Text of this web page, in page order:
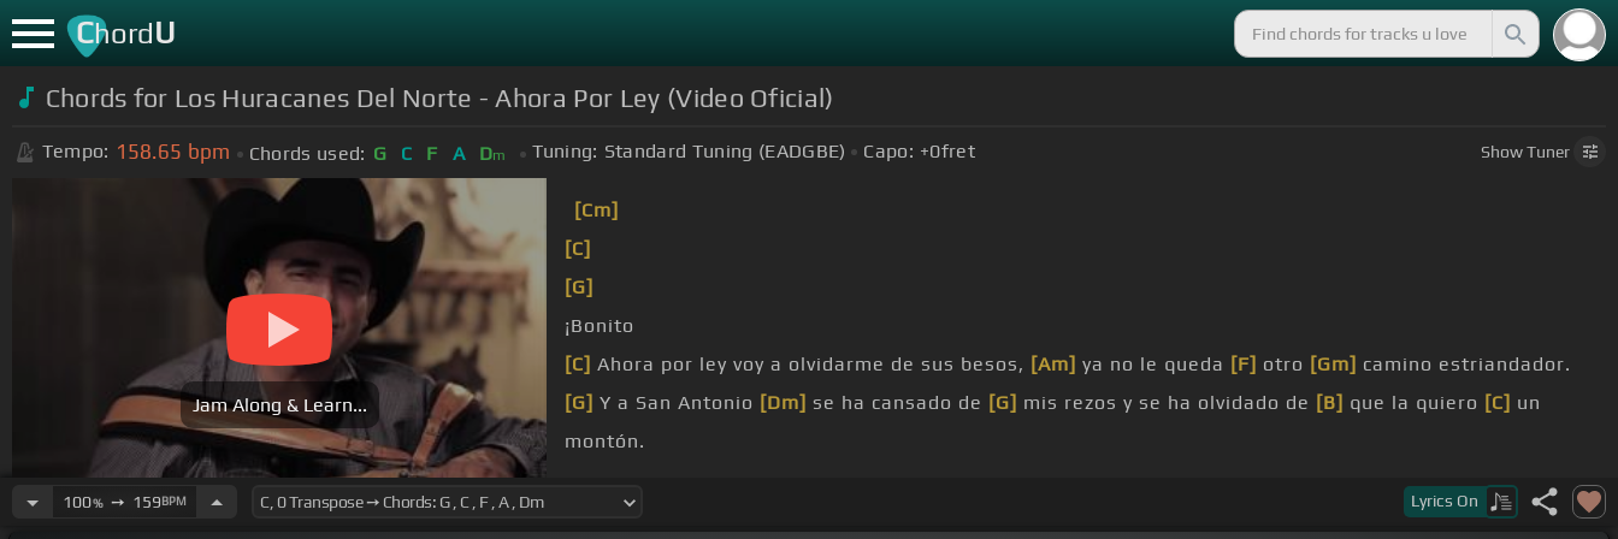
ChordU
Chords for Los Huracanes Del Norte - Ahora Por Ley (Video Oficial)
Tempo: 158.65 bpm Chords used: G C F A Dm Tuning: Standard Tuning (EADGBE) Capo: +0fret ShowTuner
Jam Along & Learn...
[Cm]
[C]
[G]
¡Bonito
[C] Ahora por ley voy a olvidarme de sus besos, [Am] ya no le queda [F] otro [Gm] camino estriandador.
[G] Y a San Antonio [Dm] se ha cansado de [G] mis rezos y se ha olvidado de [B] que la quiero [C] un
montón.
100%➙ 159BPM Lyrics On